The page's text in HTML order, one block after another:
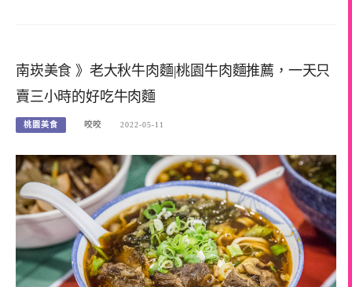
南崁美食 》老大秋牛肉麵|桃園牛肉麵推薦，一天只
賣三小時的好吃牛肉麵
桃園美食 咬咬 2022-05-11